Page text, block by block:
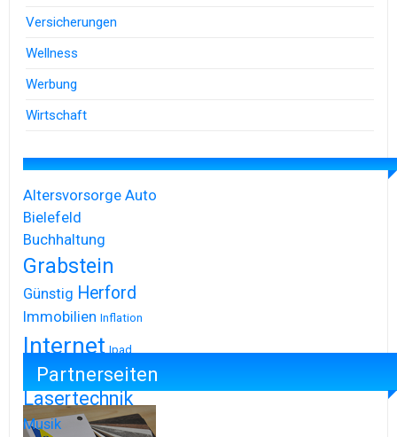
Versicherungen
Wellness
Werbung
Wirtschaft
Altersvorsorge Auto
Bielefeld
Buchhaltung
Grabstein
Günstig Herford
Immobilien Inflation
Internet Ipad
Iphone
Lasertechnik
Musik
Partnerseiten